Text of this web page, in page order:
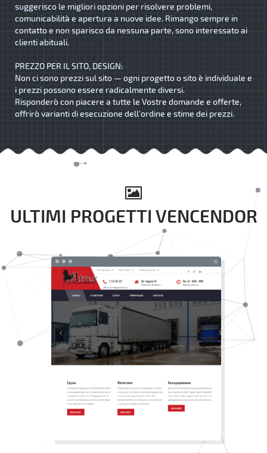
suggerisco le migliori opzioni per risolvere problemi,
comunicabilità e apertura a nuove idee. Rimango sempre in
contatto e non sparisco da nessuna parte, sono interessato ai
clienti abituali.
PREZZO PER IL SITO, DESIGN:
Non ci sono prezzi sul sito — ogni progetto o sito è individuale e
i prezzi possono essere radicalmente diversi.
Risponderò con piacere a tutte le Vostre domande e offerte,
offrirò varianti di esecuzione dell’ordine e stime dei prezzi.
ULTIMI PROGETTI VENCENDOR